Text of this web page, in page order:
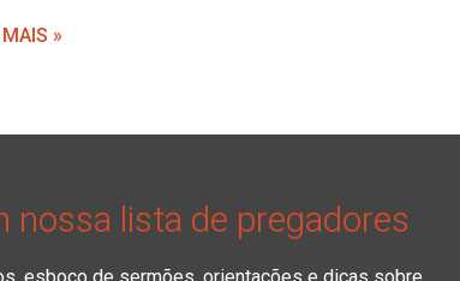
»
nossa lista de pregadores